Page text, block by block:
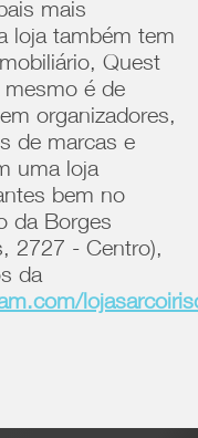
mais
loja também tem
Quest
é de
organizadores,
de marcas e
uma loja
bem no
da Borges
2727 - Centro),
da